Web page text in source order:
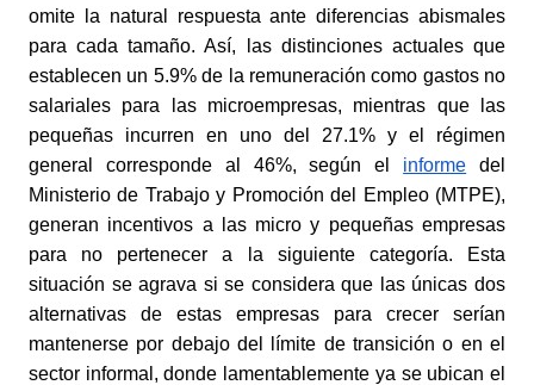
omite la natural respuesta ante diferencias abismales
para cada tamaño. Así, las distinciones actuales que
establecen un 5.9% de la remuneración como gastos no
salariales para las microempresas, mientras que las
pequeñas incurren en uno del 27.1% y el régimen
general corresponde al 46%, según el
informe del
Ministerio de Trabajo y Promoción del Empleo (MTPE),
generan incentivos a las micro y pequeñas empresas
para no pertenecer a la siguiente categoría. Esta
situación se agrava si se considera que las únicas dos
alternativas de estas empresas para crecer serían
mantenerse por debajo del límite de transición o en el
sector informal, donde lamentablemente ya se ubican el